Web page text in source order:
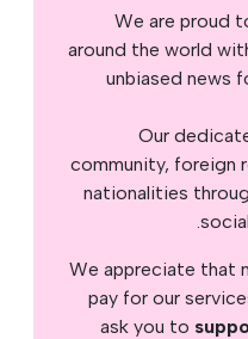
We are proud
around the world
unbiased news
Our
community, foreign
nationalities
We appreciate that
pay for our
ask you to